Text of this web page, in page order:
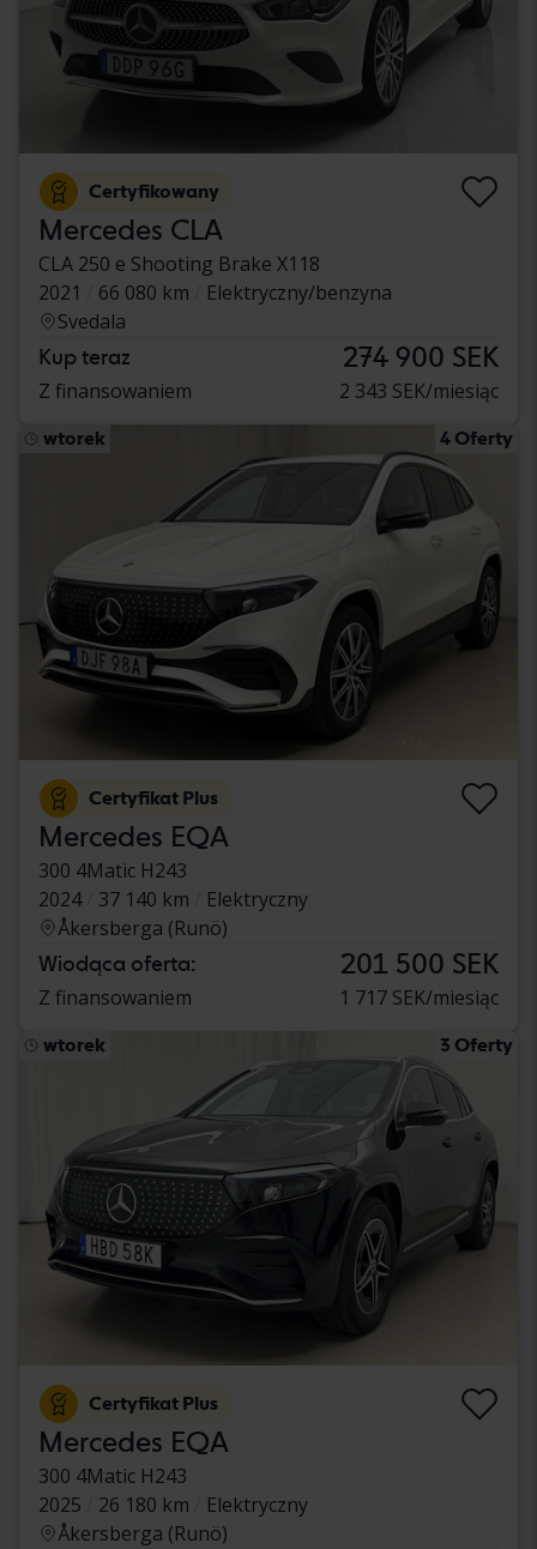
Certyfikowany
Mercedes CLA
CLA 250 e Shooting Brake X118
2021
66 080 km
Elektryczny/benzyna
Svedala
Kup teraz 274 900 SEK
Z finansowaniem 2 343 SEK/miesiąc
wtorek 4 Oferty
Certyfikat Plus
Mercedes EQA
300 4Matic H243
2024
37 140 km
Elektryczny
Åkersberga (Runö)
Wiodąca oferta: 201 500 SEK
Z finansowaniem 1 717 SEK/miesiąc
wtorek 3 Oferty
Certyfikat Plus
Mercedes EQA
300 4Matic H243
2025
26 180 km
Elektryczny
Åkersberga (Runö)